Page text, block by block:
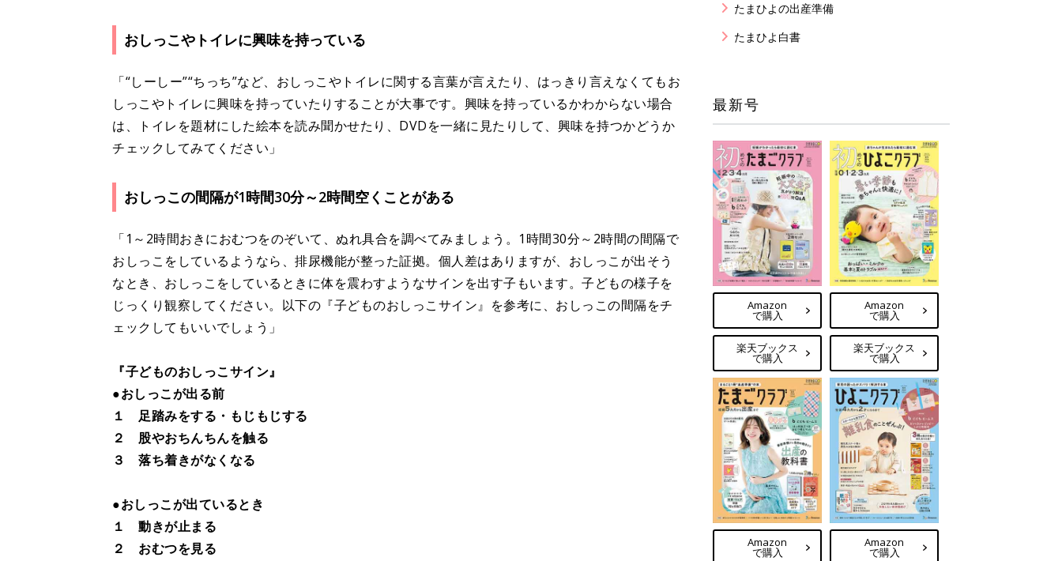
おしっこやトイレに興味を持っている
「“しーしー”“ちっち”など、おしっこやトイレに関する言葉が言えたり、はっきり言えなくてもお
しっこやトイレに興味を持っていたりすることが大事です。興味を持っているかわからない場合
は、トイレを題材にした絵本を読み聞かせたり、DVDを一緒に見たりして、興味を持つかどうか
チェックしてみてください」
おしっこの間隔が1時間30分～2時間空くことがある
「1～2時間おきにおむつをのぞいて、ぬれ具合を調べてみましょう。1時間30分～2時間の間隔で
おしっこをしているようなら、排尿機能が整った証拠。個人差はありますが、おしっこが出そう
なとき、おしっこをしているときに体を震わすようなサインを出す子もいます。子どもの様子を
じっくり観察してください。以下の『子どものおしっこサイン』を参考に、おしっこの間隔をチ
ェックしてもいいでしょう」
『子どものおしっこサイン』
●おしっこが出る前
１ 足踏みをする・もじもじする
２ 股やおちんちんを触る
３ 落ち着きがなくなる
●おしっこが出ているとき
１ 動きが止まる
２ おむつを見る
たまひよの出産準備
たまひよ白書
最新号
Amazon
で購入
楽天ブックス
で購入
Amazon
で購入
楽天ブックス
で購入
Amazon
で購入
Amazon
で購入